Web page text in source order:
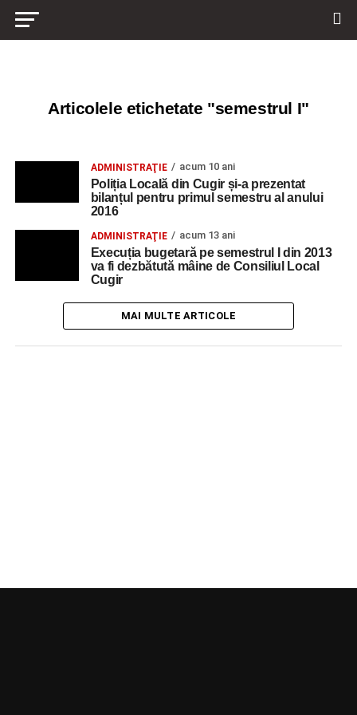
Articolele etichetate "semestrul I"
ADMINISTRAŢIE acum 10 ani
Poliția Locală din Cugir și-a prezentat
bilanțul pentru primul semestru al anului
2016
ADMINISTRAŢIE acum 13 ani
Execuția bugetară pe semestrul I din 2013
va fi dezbătută mâine de Consiliul Local
Cugir
MAI MULTE ARTICOLE